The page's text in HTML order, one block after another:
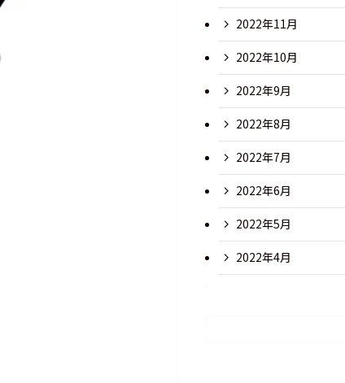
2022年11月
2022年10月
2022年9月
2022年8月
2022年7月
2022年6月
2022年5月
2022年4月